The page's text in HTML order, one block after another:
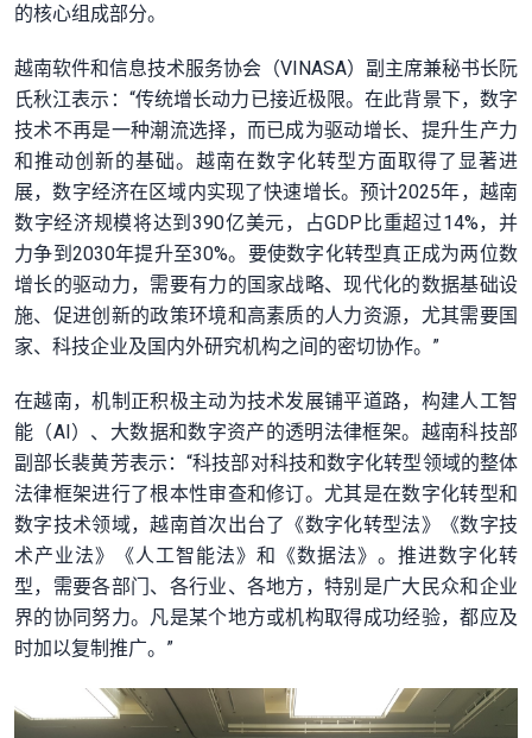
的核心组成部分。
越南软件和信息技术服务协会（VINASA）副主席兼秘书长阮
氏秋江表示：“传统增长动力已接近极限。在此背景下，数字
技术不再是一种潮流选择，而已成为驱动增长、提升生产力
和推动创新的基础。越南在数字化转型方面取得了显著进
展，数字经济在区域内实现了快速增长。预计2025年，越南
数字经济规模将达到390亿美元，占GDP比重超过14%，并
力争到2030年提升至30%。要使数字化转型真正成为两位数
增长的驱动力，需要有力的国家战略、现代化的数据基础设
施、促进创新的政策环境和高素质的人力资源，尤其需要国
家、科技企业及国内外研究机构之间的密切协作。”
在越南，机制正积极主动为技术发展铺平道路，构建人工智
能（AI）、大数据和数字资产的透明法律框架。越南科技部
副部长裴黄芳表示：“科技部对科技和数字化转型领域的整体
法律框架进行了根本性审查和修订。尤其是在数字化转型和
数字技术领域，越南首次出台了《数字化转型法》《数字技
术产业法》《人工智能法》和《数据法》。推进数字化转
型，需要各部门、各行业、各地方，特别是广大民众和企业
界的协同努力。凡是某个地方或机构取得成功经验，都应及
时加以复制推广。”